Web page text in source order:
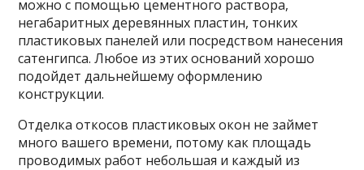
можно с помощью цементного раствора,
негабаритных деревянных пластин, тонких
пластиковых панелей или посредством нанесения
сатенгипса. Любое из этих оснований хорошо
подойдет дальнейшему оформлению
конструкции.
Отделка откосов пластиковых окон не займет
много вашего времени, потому как площадь
проводимых работ небольшая и каждый из